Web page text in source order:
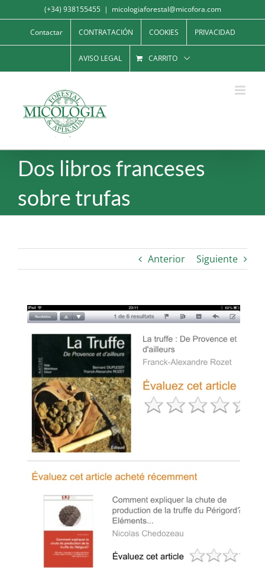
al
contenido
(+34) 938155455 | micologiaforestal@micofora.com
Contactar CONTRATACIÓN COOKIES PRIVACIDAD
AVISO LEGAL CARRITO
Dos libros franceses
sobre trufas
Anterior Siguiente